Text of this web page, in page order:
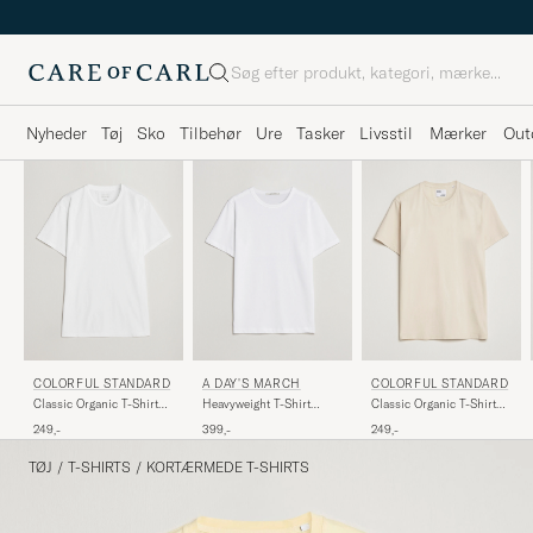
Søg
Nyheder Tøj Sko Tilbehør Ure Tasker Livsstil Mærker
COLORFUL STANDARD
Classic Organic T-Shirt
249,-
A DAY'S MARCH
Heavyweight T-Shirt
399,-
COLORFUL STANDARD
Classic Organic T-Shirt
249,-
TØJ / T-SHIRTS / KORTÆRMEDE T-SHIRTS